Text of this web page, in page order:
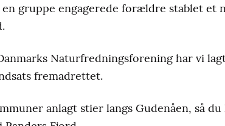
en gruppe engagerede forældre stablet et
Naturfredningsforening har vi
fremadrettet.
anlagt stier langs Gudenåen, så